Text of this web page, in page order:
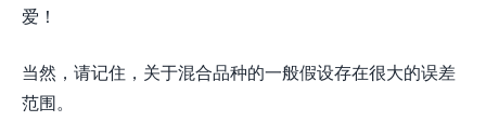
爱！
当然，请记住，关于混合品种的一般假设存在很大的误差
范围。